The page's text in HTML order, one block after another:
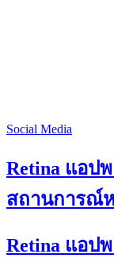
Social Media
Retina แอป
สถานการณ์
Retina แอป